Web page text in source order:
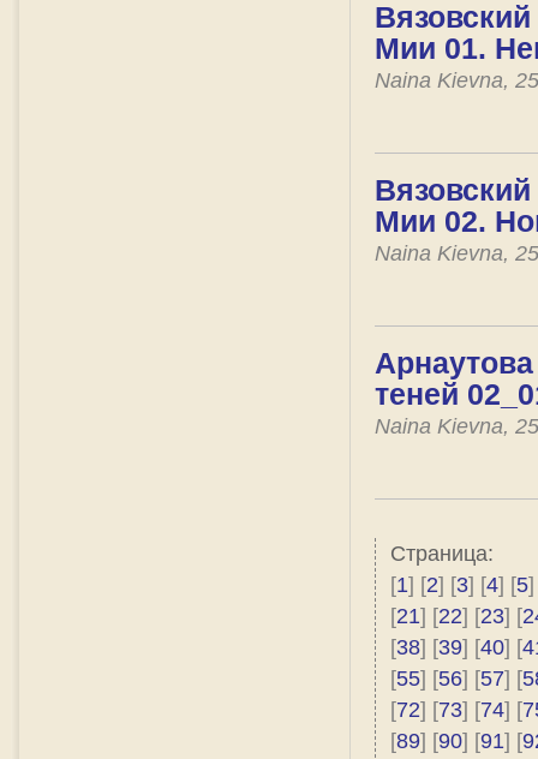
Мии 01.
Naina Kievna,
Мии 02.
Naina Kievna,
теней
Naina Kievna,
Страница:
[1] [2] [3] [4] [5]
[21] [22] [23] [
[38] [39] [40] [
[55] [56] [57] [
[72] [73] [74] [
[89] [90] [91] [